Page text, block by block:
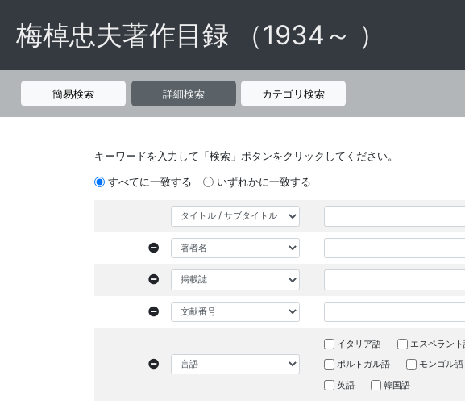
梅棹忠夫著作目録 （1934～ ）
簡易検索 詳細検索 カテゴリ検索
キーワードを入力して「検索」ボタンをクリックしてください。
すべてに一致する
いずれかに一致する
イタリア語 エスペラン
ポルトガル語
モンゴル語
英語
韓国語